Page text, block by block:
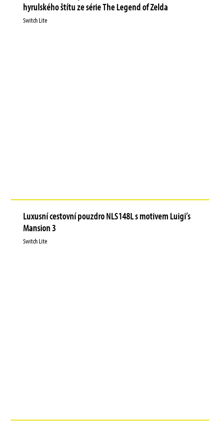
hyrulského štítu ze série The Legend of Zelda
Switch Lite
Luxusní cestovní pouzdro NLS148L s motivem Luigi’s
Mansion 3
Switch Lite